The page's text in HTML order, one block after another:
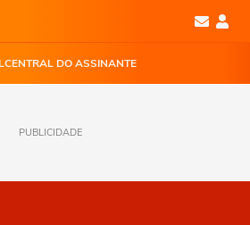
CENTRAL DO ASSINANTE
PUBLICIDADE